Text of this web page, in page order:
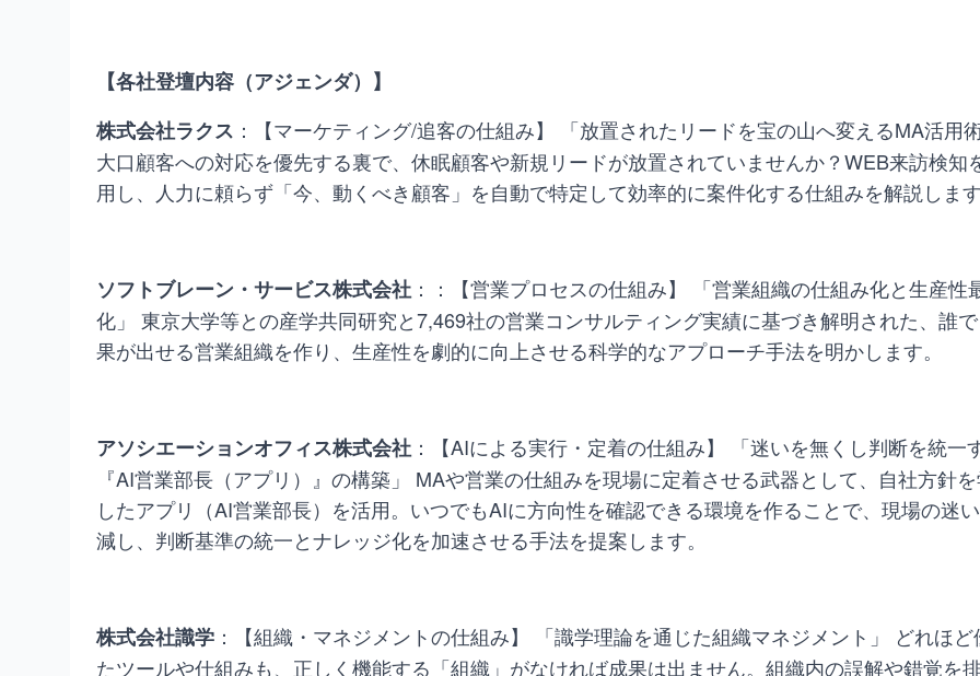
【各社登壇内容（アジェンダ）】
株式会社ラクス ：【マーケティング/追客の仕組み】 「放置されたリードを宝の山へ変えるMA活用
大口顧客への対応を優先する裏で、休眠顧客や新規リードが放置されていませんか？WEB来訪検知
用し、人力に頼らず「今、動くべき顧客」を自動で特定して効率的に案件化する仕組みを解説しま
ソフトブレーン・サービス株式会社 ：：【営業プロセスの仕組み】 「営業組織の仕組み化と生産性
化」 東京大学等との産学共同研究と7,469社の営業コンサルティング実績に基づき解明された、誰
果が出せる営業組織を作り、生産性を劇的に向上させる科学的なアプローチ手法を明かします。
アソシエーションオフィス株式会社 ：【AIによる実行・定着の仕組み】 「迷いを無くし判断を統一
『AI営業部長（アプリ）』の構築」 MAや営業の仕組みを現場に定着させる武器として、自社方針
したアプリ（AI営業部長）を活用。いつでもAIに方向性を確認できる環境を作ることで、現場の迷
減し、判断基準の統一とナレッジ化を加速させる手法を提案します。
株式会社識学 ：【組織・マネジメントの仕組み】 「識学理論を通じた組織マネジメント」 どれほど
たツールや仕組みも、正しく機能する「組織」がなければ成果は出ません。組織内の誤解や錯覚を